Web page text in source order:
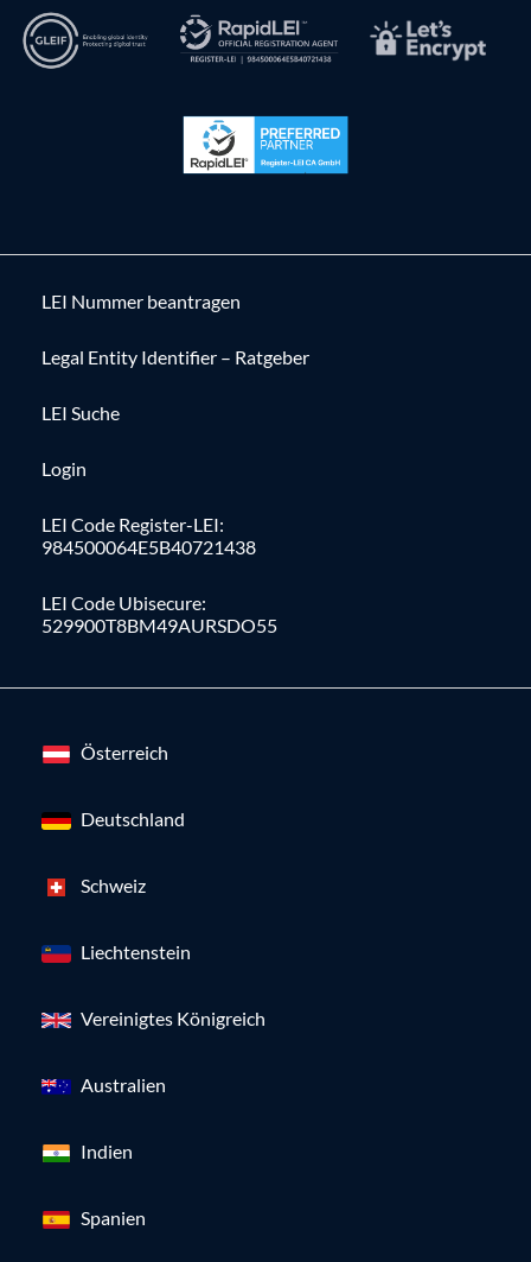
LEI Nummer beantragen
Legal Entity Identifier – Ratgeber
LEI Suche
Login
LEI Code Register-LEI:
984500064E5B40721438
LEI Code Ubisecure:
529900T8BM49AURSDO55
Österreich
Deutschland
Schweiz
Liechtenstein
Vereinigtes Königreich
Australien
Indien
Spanien